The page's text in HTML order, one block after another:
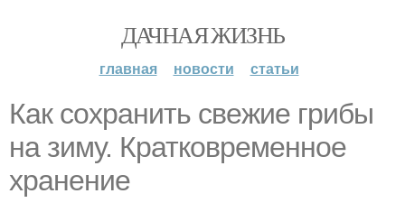
ДАЧНАЯ ЖИЗНЬ
главная новости статьи
Как сохранить свежие грибы
на зиму. Кратковременное
хранение